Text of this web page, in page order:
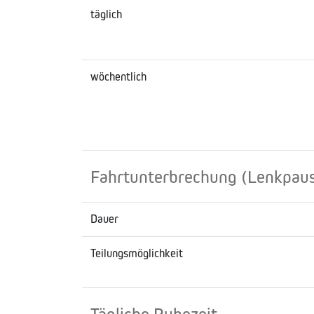
täglich
wöchentlich
Fahrtunterbrechung
Dauer
Teilungsmöglichkeit